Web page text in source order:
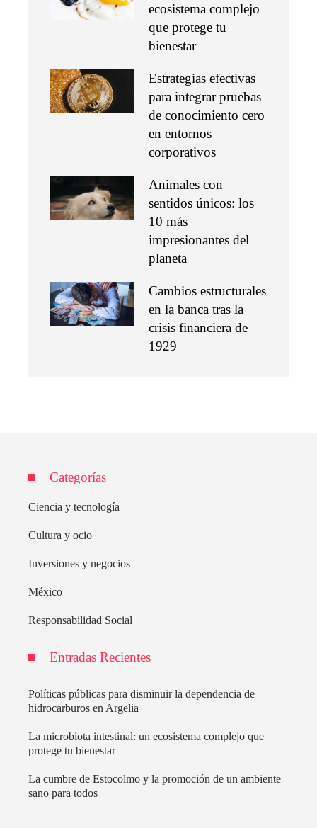
ecosistema complejo
que protege tu
bienestar
Estrategias efectivas
para integrar pruebas
de conocimiento cero
en entornos
corporativos
Animales con
sentidos únicos: los
10 más
impresionantes del
planeta
Cambios estructurales
en la banca tras la
crisis financiera de
1929
Categorías
Ciencia y tecnología
Cultura y ocio
Inversiones y negocios
México
Responsabilidad Social
Entradas Recientes
Políticas públicas para disminuir la dependencia de
hidrocarburos en Argelia
La microbiota intestinal: un ecosistema complejo que
protege tu bienestar
La cumbre de Estocolmo y la promoción de un ambiente
sano para todos